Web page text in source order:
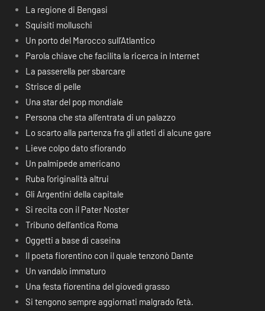
La regione di Bengasi
Squisiti molluschi
Un porto del Marocco sull’Atlantico
Parola chiave che facilita la ricerca in Internet
La passerella per sbarcare
Strisce di pelle
Una star del pop mondiale
Persona che sta all’entrata di un palazzo
Lo scarto alla partenza fra gli atleti di alcune gare
Lieve colpo dato sfiorando
Un palmipede americano
Ruba l’originalità altrui
Gli Argentini della capitale
Si recita con il Pater Noster
Tribuno dell’antica Roma
Oggetti a base di caseina
Il poeta fiorentino con il quale tenzonò Dante
Un vandalo immaturo
Una festa fiorentina del giovedì grasso
Si tengono sempre aggiornati malgrado l’età.